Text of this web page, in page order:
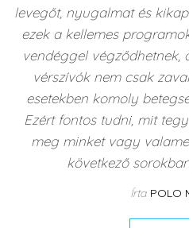
levegőt, nyugalmat és
ezek a kellemes
vendéggel végződhetnek,
vérszívók nem csak
esetekben komoly
Ezért fontos tudni, mit
meg minket vagy
következő
Írta POLO